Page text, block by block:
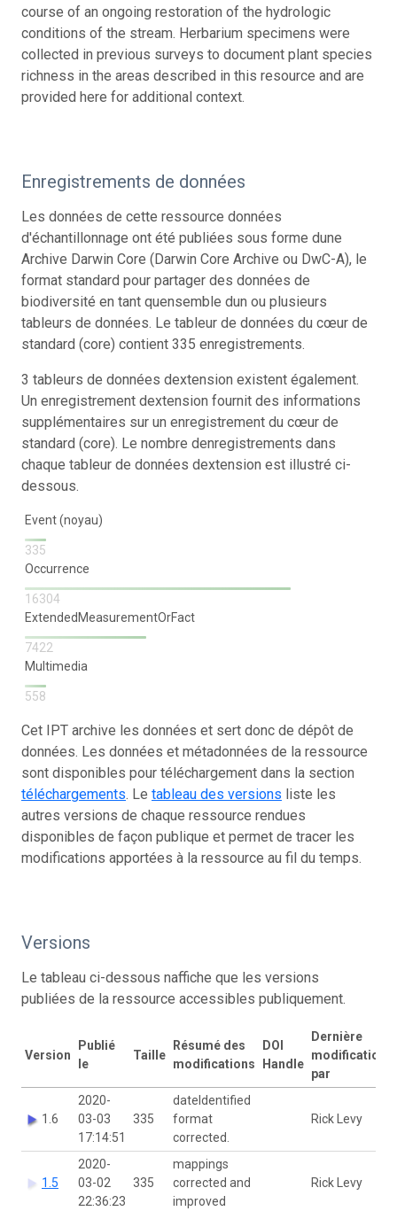
course of an ongoing restoration of the hydrologic
conditions of the stream. Herbarium specimens were
collected in previous surveys to document plant species
richness in the areas described in this resource and are
provided here for additional context.
Enregistrements de données
Les données de cette ressource données
d'échantillonnage ont été publiées sous forme dune
Archive Darwin Core (Darwin Core Archive ou DwC-A), le
format standard pour partager des données de
biodiversité en tant quensemble dun ou plusieurs
tableurs de données. Le tableur de données du cœur de
standard (core) contient 335 enregistrements.
3 tableurs de données dextension existent également.
Un enregistrement dextension fournit des informations
supplémentaires sur un enregistrement du cœur de
standard (core). Le nombre denregistrements dans
chaque tableur de données dextension est illustré ci-
dessous.
Event (noyau)
335
Occurrence
16304
ExtendedMeasurementOrFact
7422
Multimedia
558
Cet IPT archive les données et sert donc de dépôt de
données. Les données et métadonnées de la ressource
sont disponibles pour téléchargement dans la section
téléchargements. Le tableau des versions liste les
autres versions de chaque ressource rendues
disponibles de façon publique et permet de tracer les
modifications apportées à la ressource au fil du temps.
Versions
Le tableau ci-dessous naffiche que les versions
publiées de la ressource accessibles publiquement.
Version
Publié
le
Taille
Résumé des
modifications
DOI
Handle
Dernière
modification
par
1.6
2020-
03-03
17:14:51
335
dateIdentified
format
corrected.
Rick Levy
1.5
2020-
03-02
22:36:23
335
mappings
corrected and
improved
Rick Levy